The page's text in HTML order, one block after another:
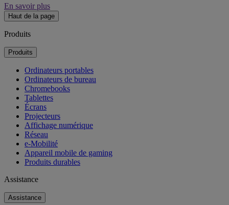
En savoir plus
Haut de la page
Produits
Produits
Ordinateurs portables
Ordinateurs de bureau
Chromebooks
Tablettes
Écrans
Projecteurs
Affichage numérique
Réseau
e-Mobilité
Appareil mobile de gaming
Produits durables
Assistance
Assistance